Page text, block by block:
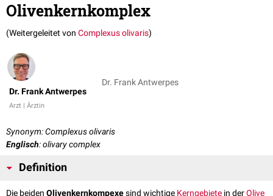
Olivenkernkomplex
(Weitergeleitet von Complexus olivaris)
Dr. Frank Antwerpes
Arzt | Ärztin
Dr. Frank Antwerpes
Synonym: Complexus olivaris
Englisch: olivary complex
Definition
Die beiden Olivenkernkompexesind wichtige Kerngebiete in derOlive